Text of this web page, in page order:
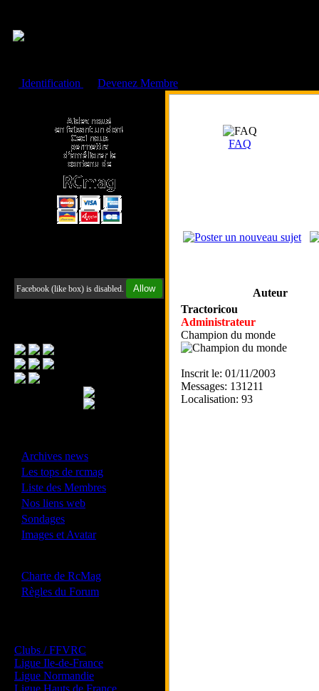
Identification
Devenez Membre
Facebook (like box) is disabled. Allow
Archives news
Les tops de rcmag
Liste des Membres
Nos liens web
Sondages
Images et Avatar
Charte de RcMag
Règles du Forum
Clubs / FFVRC
Ligue Ile-de-France
Ligue Normandie
Ligue Hauts de France
FAQ
Auteur
Tractoricou
Administrateur
Champion du monde
Inscrit le: 01/11/2003
Messages: 131211
Localisation: 93